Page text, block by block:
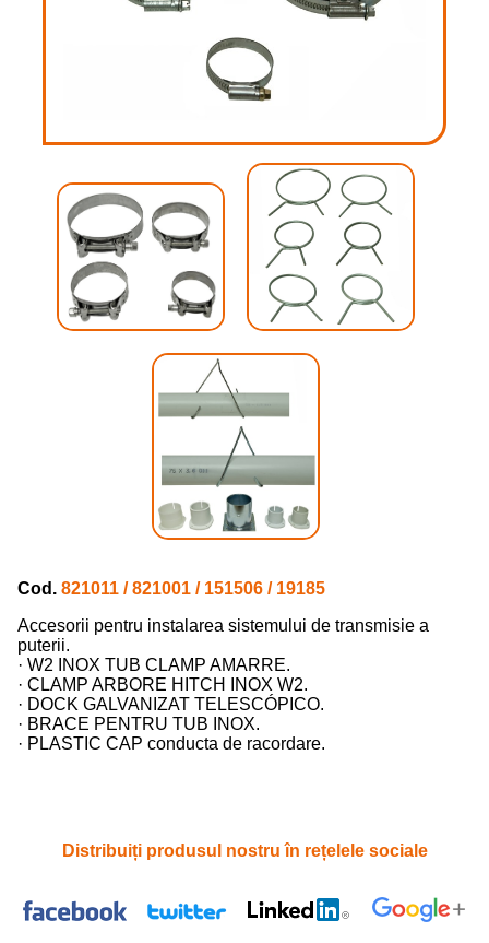
Cod. 821011 / 821001 / 151506 / 19185
Accesorii pentru instalarea sistemului de transmisie a
puterii.
· W2 INOX TUB CLAMP AMARRE.
· CLAMP ARBORE HITCH INOX W2.
· DOCK GALVANIZAT TELESCÓPICO.
· BRACE PENTRU TUB INOX.
· PLASTIC CAP conducta de racordare.
Distribuiți produsul nostru în rețelele sociale